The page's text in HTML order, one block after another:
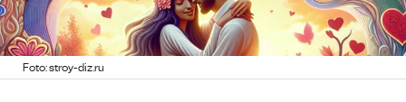
Foto: stroy-diz.ru